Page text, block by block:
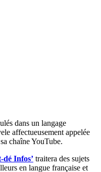
dans un langage
affectueusement appelée
chaîne YouTube.
dé Infos’ traitera des sujets
en langue française et